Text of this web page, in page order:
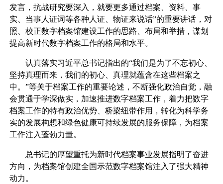
发言，抗战研究要深入，就要更多通过档案、资料、事
实、当事人证词等各种人证、物证来说话”的重要讲话，对
照、校正数字档案馆建设工作的思路、布局和举措，谋划
提高新时代数字档案工作的格局和水平。
认真落实习近平总书记指出的“我们是为了不忘初心、
坚持真理而来，我们的初心、真理就蕴含在这些档案之
中。”等关于档案工作的重要论述，不断强化政治自觉，融
会贯通于学深做实，加速推进数字档案工作，着力把数字
档案工作的特有政治优势、桥梁纽带作用，转化为科学务
实的发展构想和绿色健康可持续发展的服务保障，为档案
工作注入蓬勃力量。
总书记的厚望重托为新时代档案事业发展指明了奋进
方向，为档案馆创建全国示范数字档案馆注入了强大精神
动力。